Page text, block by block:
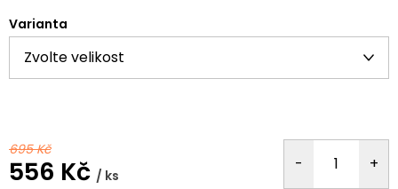
Varianta
695 Kč
556 Kč / ks